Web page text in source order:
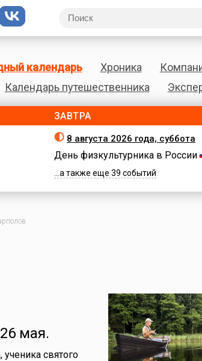
календарь Хроника
Календарь путешественника
ЗАВТРА
8 августа 2026 года, суббота
День физкультурника в России
...а также еще 39 событий
мая.
ученика святого